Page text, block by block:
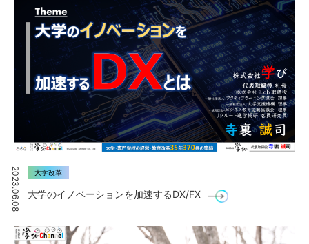
2023.06.08 大学改革
大学のイノベーションを加速するDX/FX